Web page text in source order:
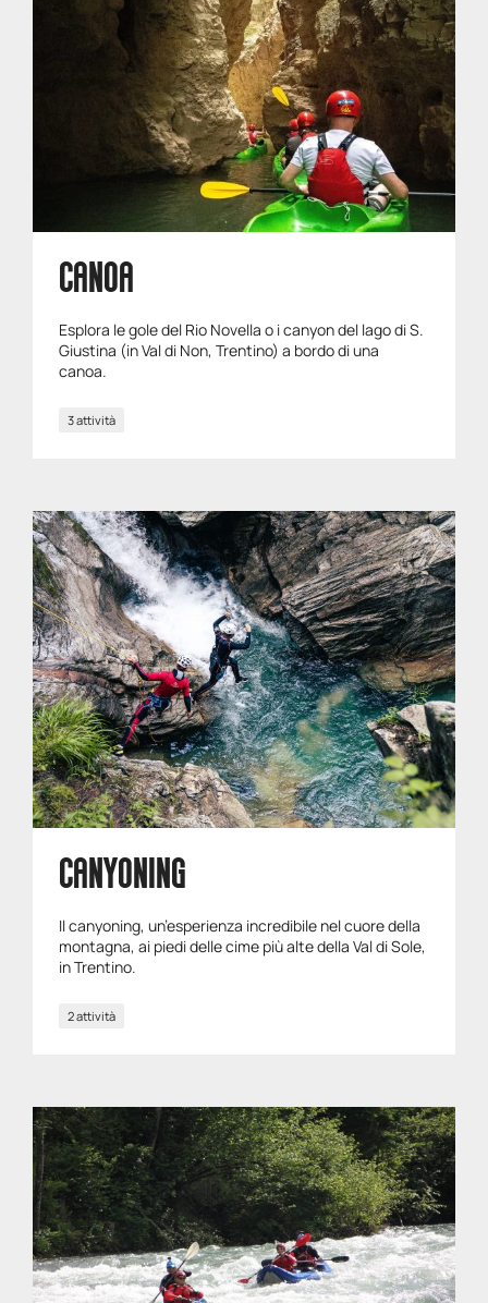
CANOA
Esplora le gole del Rio Novella o i canyon del lago di S.
Giustina (in Val di Non, Trentino) a bordo di una
canoa.
3 attività
CANYONING
Il canyoning, un’esperienza incredibile nel cuore della
montagna, ai piedi delle cime più alte della Val di Sole,
in Trentino.
2 attività